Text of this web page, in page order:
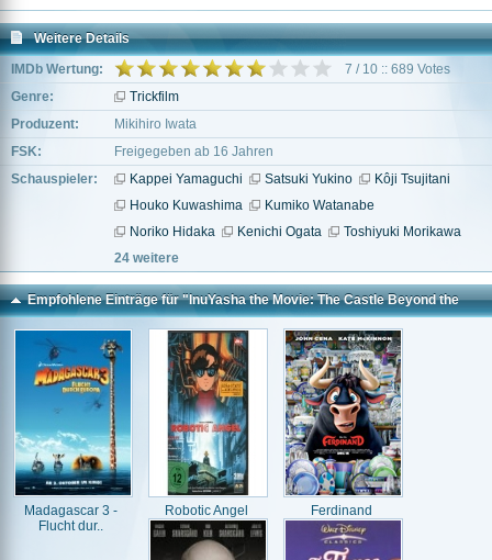
Weitere Details
IMDb Wertung:
7 / 10 :: 689 Votes
Genre:
Trickfilm
Produzent:
Mikihiro Iwata
FSK:
Freigegeben ab 16 Jahren
Schauspieler:
Kappei Yamaguchi Satsuki Yukino
Kôji Tsujitani
Houko Kuwashima
Kumiko Watanabe
Noriko Hidaka
Kenichi Ogata
Toshiyuki Morikawa
24 weitere
Empfohlene Einträge für "InuYasha the Movie: The Castle Beyond the
Looking Glass"
Madagascar 3 -
Flucht dur..
Robotic Angel Ferdinand